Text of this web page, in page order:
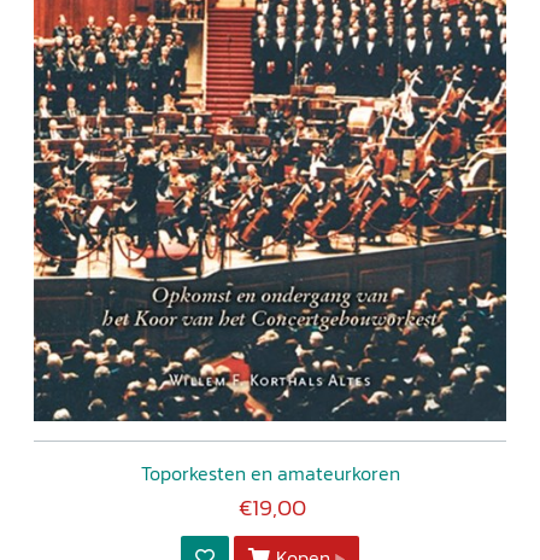
Toporkesten en amateurkoren
€19,00